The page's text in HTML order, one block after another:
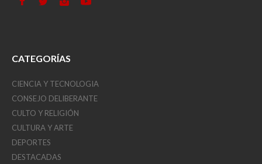
CATEGORÍAS
CIENCIA Y TECNOLOGIA
CONSEJO DELIBERANTE
CULTO Y RELIGIÓN
CULTURA Y ARTE
DEPORTES
DESTACADAS